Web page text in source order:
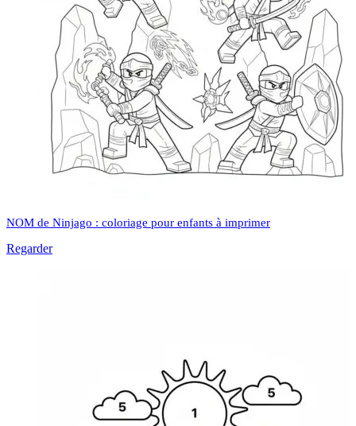
NOM de Ninjago : coloriage pour enfants à imprimer
Regarder